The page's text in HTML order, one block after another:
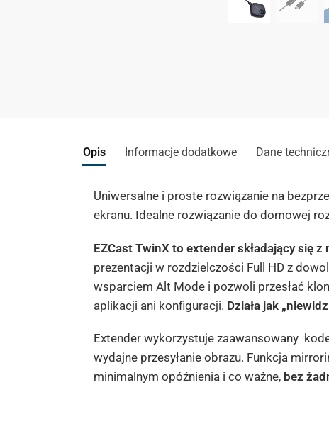
Opis Informacje dodatkowe Dane
Uniwersalne i proste rozwiązanie na
ekranu. Idealne rozwiązanie do domowej
EZCast TwinX to extender składający się z
prezentacji w rozdzielczości Full HD z
wsparciem Alt Mode i pozwoli przesłać
aplikacji ani konfiguracji. Działa jak
Extender wykorzystuje zaawansowany
wydajne przesyłanie obrazu. Funkcja
minimalnym opóźnienia i co ważne,bez